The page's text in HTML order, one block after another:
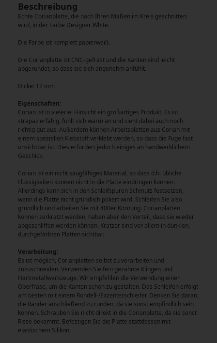
Beschreibung
Echte Corianplatte, die nach Ihren Maßen im Kreis geschnitten
wird, in der Farbe Designer White.
Die Farbe ist komplett papierweiß.
Die Corianplatte ist CNC-gefräst und die Kanten sind leicht
abgerundet, so dass sie sich angenehm anfühlt.
Dicke: 12 mm
Eigenschaften:
Corian ist in vielerlei Hinsicht ein großartiges Produkt. Es ist
strapazierfähig, fühlt sich warm an und sieht dabei auch noch
richtig gut aus. Außerdem können Arbeitsplatten aus Corian mit
einem speziellen Klebstoff verklebt werden, so dass die Fuge fast
unsichtbar ist. Dies erfordert jedoch einiges an handwerklichem
Geschick.
Corian ist ein nicht saugfähiges Material, so dass d.h. übliche
Flüssigkeiten können nicht in die Platte eindringen können.
Allerdings kann sich in den Schleifspuren Schmutz festsetzen,
wenn die Platte nicht gründlich poliert wird. Schleifen Sie also
gründlich und arbeiten Sie mit 400er Körnung. Corianplatten
können zerkratzt werden, haben aber den Vorteil, dass sie wieder
abgeschliffen werden können. Kratzer sind vor allem in dunklen,
durchgefärbten Platten sichtbar.
Verarbeitung:
Es ist möglich, Corianplatten selbst zu verarbeiten und
zuzuschneiden. Verwenden Sie fein gezahnte Klingen und
Hartmetallwerkzeuge. Wir empfehlen die Verwendung einer
Oberfräse, um die Kanten schön zu gestalten. Das Schleifen erfolgt
am besten mit einem Rondell-/Exzenterschleifer. Denken Sie daran,
die Ränder anschließend zu runden, da sie sonst empfindlich sein
können. Schrauben Sie nicht direkt in die Corianplatte, da sie sonst
Risse bekommt. Befestigen Sie die Platte stattdessen mit
elastischem Silikon.